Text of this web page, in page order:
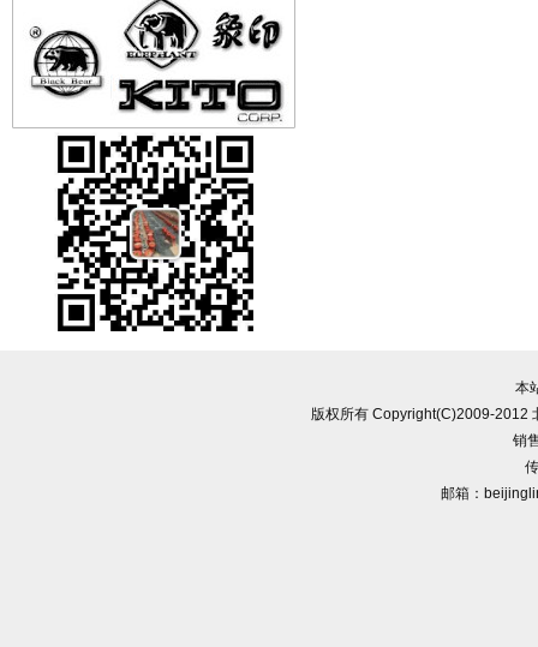
本
版权所有 Copyright(C)2009-2012
销
邮箱：